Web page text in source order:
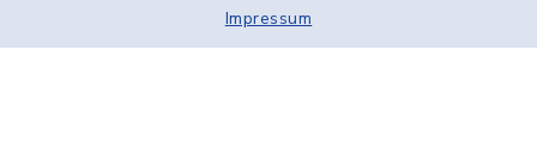
Impressum
Sitemap